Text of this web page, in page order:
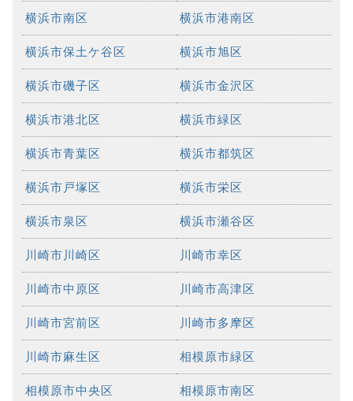
横浜市南区 横浜市港南区
横浜市保土ケ谷区 横浜市旭区
横浜市磯子区 横浜市金沢区
横浜市港北区 横浜市緑区
横浜市青葉区 横浜市都筑区
横浜市戸塚区 横浜市栄区
横浜市泉区 横浜市瀬谷区
川崎市川崎区 川崎市幸区
川崎市中原区 川崎市高津区
川崎市宮前区 川崎市多摩区
川崎市麻生区 相模原市緑区
相模原市中央区 相模原市南区